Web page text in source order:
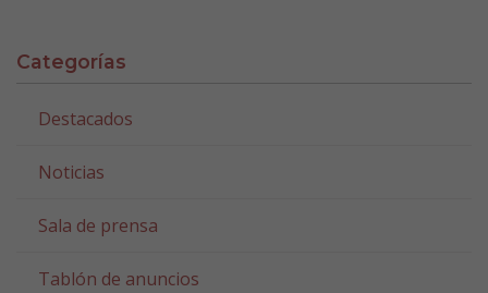
Categorías
Destacados
Noticias
Sala de prensa
Tablón de anuncios